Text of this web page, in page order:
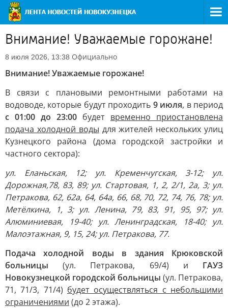
Внимание! Уважаемые горожане!
8 июля 2026, 13:38 Официально
Внимание! Уважаемые горожане!
В связи с плановыми ремонтными работами на
водоводе, которые будут проходить 9 июля, в период
с 01:00 до 23:00 будет временно приостановлена
подача холодной воды для жителей нескольких улиц
Кузнецкого района (дома городской застройки и
частного сектора):
ул. Еланьская, 12; ул. Кременчугская, 3-12; ул.
Дорожная,78, 83, 89; ул. Стартовая, 1, 2, 2/1, 2а, 3; ул.
Петракова, 62, 62а, 64, 64а, 66, 68, 70, 72, 74, 76, 78; ул.
Метёлкина, 1, 3; ул. Ленина, 79, 83, 91, 95, 97; ул.
Алюминиевая, 19-40; ул. Ленинградская, 18-40; ул.
Малоэтажная, 9, 15, 24; ул. Петракова, 77.
Подача холодной воды в здания Крюковской
больницы (ул. Петракова, 69/4) и ГАУЗ
Новокузнецкой городской больницы (ул. Петракова,
71, 71/3, 71/4) будет осуществляться с небольшими
ограничениями (до 2 этажа).